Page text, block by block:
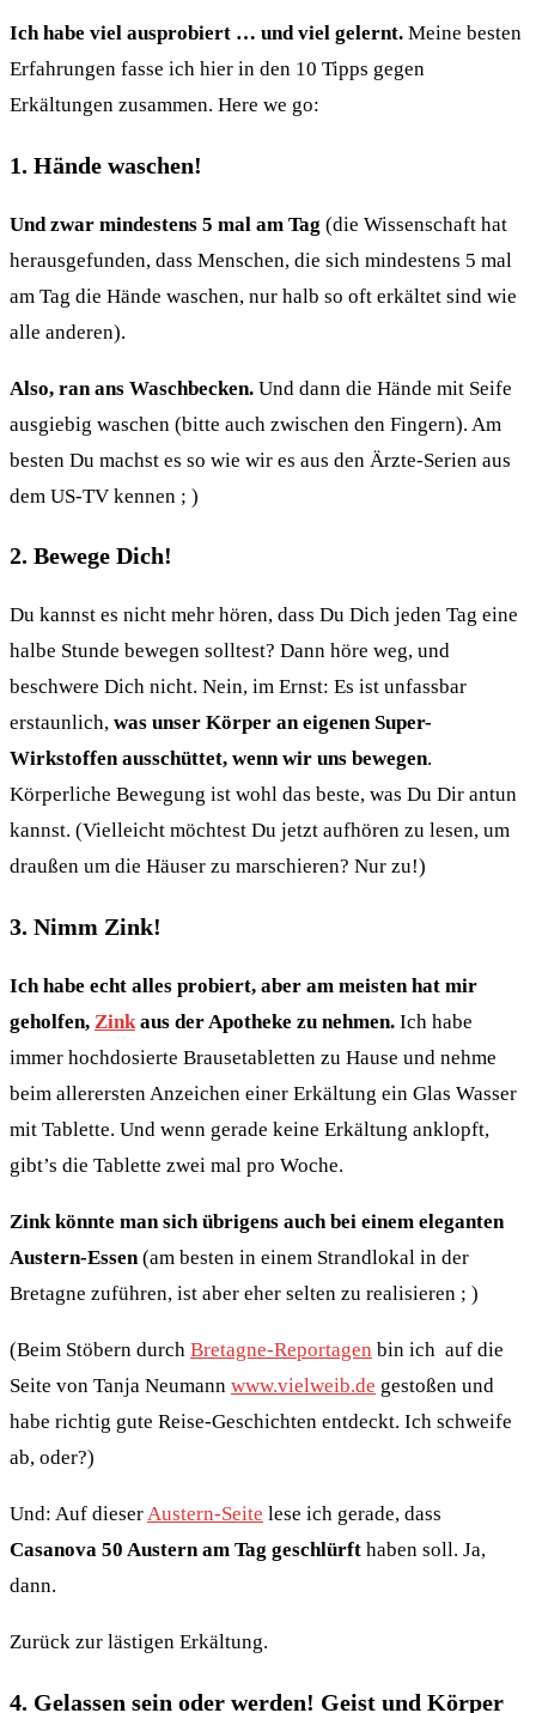
Ich habe viel ausprobiert … und viel gelernt. Meine besten
Erfahrungen fasse ich hier in den 10 Tipps gegen
Erkältungen zusammen. Here we go:
1. Hände waschen!
Und zwar mindestens 5 mal am Tag (die Wissenschaft hat
herausgefunden, dass Menschen, die sich mindestens 5 mal
am Tag die Hände waschen, nur halb so oft erkältet sind wie
alle anderen).
Also, ran ans Waschbecken. Und dann die Hände mit Seife
ausgiebig waschen (bitte auch zwischen den Fingern). Am
besten Du machst es so wie wir es aus den Ärzte-Serien aus
dem US-TV kennen ; )
2. Bewege Dich!
Du kannst es nicht mehr hören, dass Du Dich jeden Tag eine
halbe Stunde bewegen solltest? Dann höre weg, und
beschwere Dich nicht. Nein, im Ernst: Es ist unfassbar
erstaunlich, was unser Körper an eigenen Super-
Wirkstoffen ausschüttet, wenn wir uns bewegen.
Körperliche Bewegung ist wohl das beste, was Du Dir antun
kannst. (Vielleicht möchtest Du jetzt aufhören zu lesen, um
draußen um die Häuser zu marschieren? Nur zu!)
3. Nimm Zink!
Ich habe echt alles probiert, aber am meisten hat mir
geholfen, Zinkaus der Apotheke zu nehmen. Ich habe
immer hochdosierte Brausetabletten zu Hause und nehme
beim allerersten Anzeichen einer Erkältung ein Glas Wasser
mit Tablette. Und wenn gerade keine Erkältung anklopft,
gibt’s die Tablette zwei mal pro Woche.
Zink könnte man sich übrigens auch bei einem eleganten
Austern-Essen(am besten in einem Strandlokal in der
Bretagne zuführen, ist aber eher selten zu realisieren ; )
(Beim Stöbern durch Bretagne-Reportagen bin ich auf die
Seite von Tanja Neumann www.vielweib.de gestoßen und
habe richtig gute Reise-Geschichten entdeckt. Ich schweife
ab, oder?)
Und: Auf dieserAustern-Seite lese ich gerade, dass
Casanova 50 Austern am Tag geschlürft haben soll. Ja,
dann.
Zurück zur lästigen Erkältung.
4. Gelassen sein oder werden! Geist und Körper